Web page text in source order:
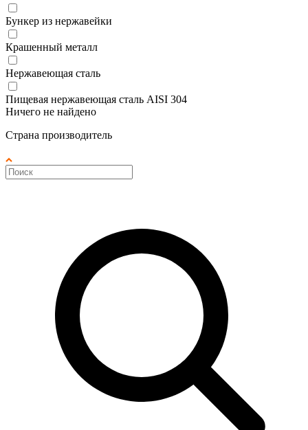
Бункер из нержавейки
Крашенный металл
Нержавеющая сталь
Пищевая нержавеющая сталь AISI 304
Ничего не найдено
Страна производитель